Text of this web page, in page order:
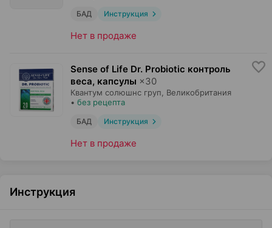
БАД Инструкция
Нет в продаже
Sense of Life Dr. Probiotic контроль
веса, капсулы ×30
Квантум солюшнс груп , Великобритания
• без рецепта
БАД Инструкция
Нет в продаже
Инструкция